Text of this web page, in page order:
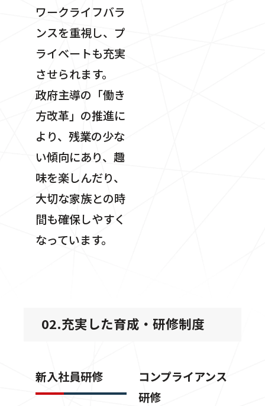
ワークライフバラ
ンスを重視し、プ
ライベートも充実
させられます。
政府主導の「働き
方改革」の推進に
より、残業の少な
い傾向にあり、趣
味を楽しんだり、
大切な家族との時
間も確保しやすく
なっています。
02.充実した育成・研修制度
新入社員研修
コンプライアンス
研修